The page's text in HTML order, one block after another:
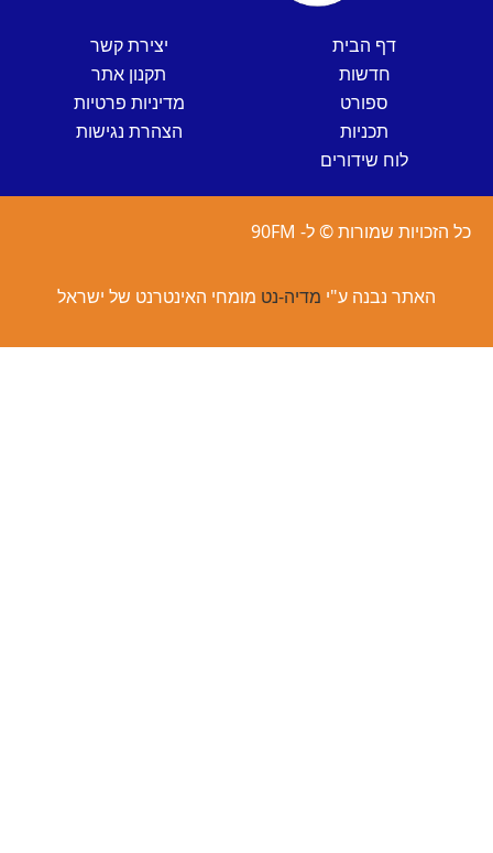
דף הבית
חדשות
ספורט
תכניות
לוח שידורים
יצירת קשר
תקנון אתר
מדיניות פרטיות
הצהרת נגישות
כל הזכויות שמורות © ל- 90FM
האתר נבנה ע"ימדיה-נטמומחי האינטרנט של ישראל